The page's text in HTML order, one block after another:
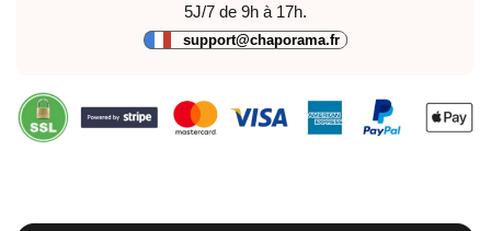
5J/7 de 9h à 17h.
support@chaporama.fr